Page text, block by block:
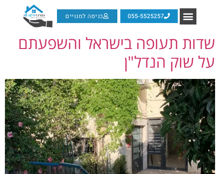
055-5525257 כניסה למנויים
שדות תעופה בישראל והשפעתם
על שוק הנדל"ן